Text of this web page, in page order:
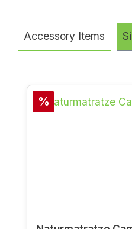
Accessory Items
Rabatt
%